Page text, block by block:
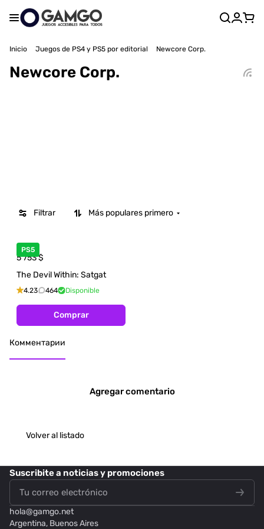
Inicio Juegos de PS4 y PS5 por editorial Newcore Corp.
Newcore Corp.
Filtrar Más populares primero
PS5
5 753$
The Devil Within: Satgat
4.23 464 Disponible
Comprar
Комментарии
Agregar comentario
Volver al listado
Suscribitea noticias y promociones
hola@gamgo.net
Argentina, Buenos Aires